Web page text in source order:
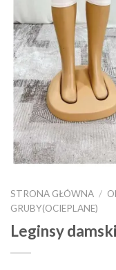
STRONA GŁÓWNA /
GRUBY(OCIEPLANE)
Leginsy